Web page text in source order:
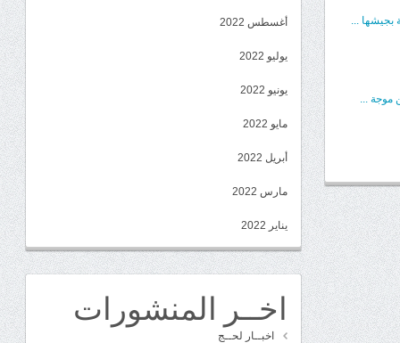
بجيشها ...
...
أغسطس 2022
يوليو 2022
يونيو 2022
مايو 2022
أبريل 2022
مارس 2022
يناير 2022
اخــر المنشورات
اخبــار لحــج